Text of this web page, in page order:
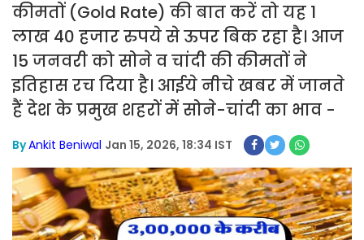
कीमतों (Gold Rate) की बात करें तो यह 1
लाख 40 हजार रुपये से ऊपर बिक रहा है। आज
15 जनवरी को सोने व चांदी की कीमतों ने
इतिहास रच दिया है। आईये नीचे खबर में जानते
हैं देश के प्रमुख शहरों में सोने-चांदी का भाव -
ByAnkit Beniwal Jan 15, 2026, 18:34 IST